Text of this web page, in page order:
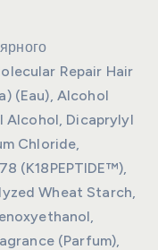
Repair Hair
(Eau), Alcohol
Alcohol, Dicaprylyl
Chloride,
(K18PEPTIDE™),
Wheat Starch,
(Parfum),